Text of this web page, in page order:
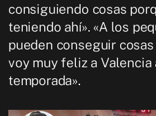
consiguiendo cosas
teniendo ahí». «A los
pueden conseguir cosas
voy muy feliz a Valencia
temporada».